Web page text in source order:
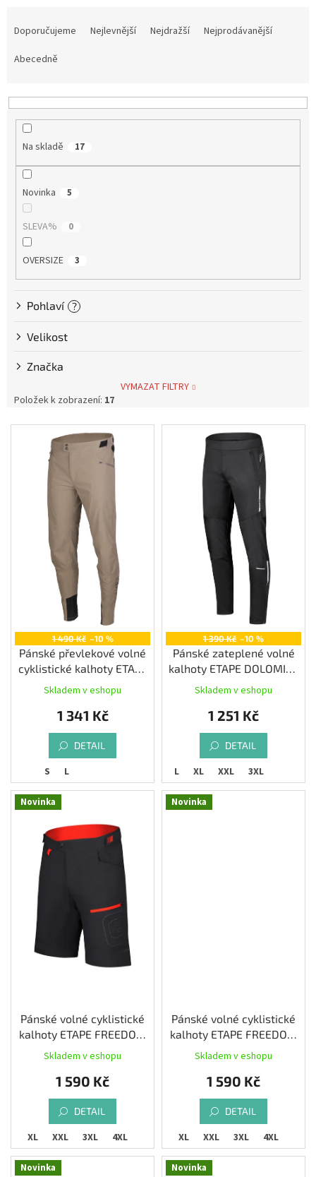
Doplňky
Poukazy
Dárky
pro
cyklisty
Novinky
Sleva
pro
Měna
p
Doporučujeme Nejlevnější Nejdražší
Nejprodávanější
Abecedně
Na skladě 17
Novinka 5
SLEVA% 0
OVERSIZE 3
Pohlaví ?
Velikost
Značka
VYMAZAT FILTRY
Položek k zobrazení: 17
V
1 490 Kč –10 %
Pánské převlekové volné
cyklistické kalhoty ETAPE
ENDURO, khaki
Skladem v eshopu
1 341 Kč
DETAIL
S L
1 390 Kč –10 %
Pánské zateplené volné
kalhoty ETAPE DOLOMITE
2.0, černá
Skladem v eshopu
1 251 Kč
DETAIL
L XL XXL 3XL
Novinka
Pánské volné cyklistické
kalhoty ETAPE FREEDOM
3.0, černá/červená
Skladem v eshopu
1 590 Kč
DETAIL
XL XXL 3XL 4XL
Novinka
Pánské volné cyklistické
kalhoty ETAPE FREEDOM
3.0, černá
Skladem v eshopu
1 590 Kč
DETAIL
XL XXL 3XL 4XL
Novinka Novinka